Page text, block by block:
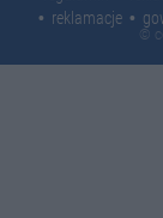
reklamacje
©